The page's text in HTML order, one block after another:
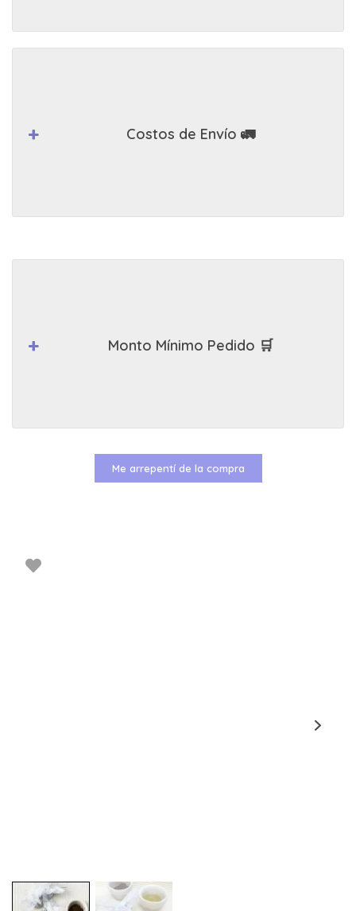
Costos de Envío 🚛
Monto Mínimo Pedido 🛒
Me arrepentí de la compra